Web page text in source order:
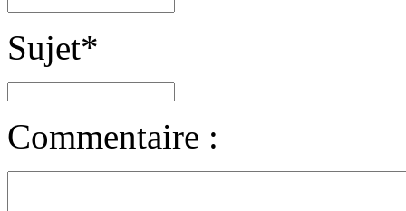
Sujet*
Commentaire :